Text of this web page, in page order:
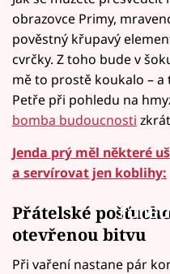
obrazovce Primy,
pověstný křupavý
cvrčky. Z toho bude v
mě to prostě koukalo – a
Petře při pohledu na
bomba budoucnosti
Jenda prý měl některé
a servírovat jen koblihy:
Přátelské
otevřenou bitvu
Při vaření nastane pár